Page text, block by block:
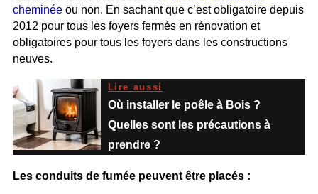
cheminée ou non. En sachant que c’est obligatoire depuis
2012 pour tous les foyers fermés en rénovation et
obligatoires pour tous les foyers dans les constructions
neuves.
Lire aussi
Où installer le poêle à Bois ?
Quelles sont les précautions à
prendre ?
Les conduits de fumée peuvent être placés :